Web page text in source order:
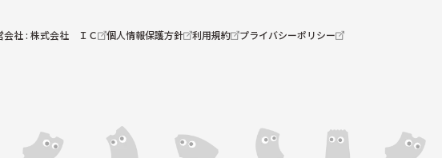
会社 : 株式会社 ＩＣ 個人情報保護方針 利用規約 プライバシーポリシー